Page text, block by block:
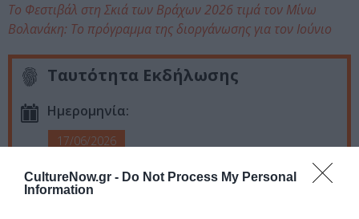
CultureNow.gr - Do Not Process My Personal
Information
Το Φεστιβάλ στη Σκιά των Βράχων 2026 τιμά τον Μίνω
Βολανάκη: Το πρόγραμμα της διοργάνωσης για τον Ιούνιο
Ταυτότητα Εκδήλωσης
Ημερομηνία:
17/06/2026
Τετάρτη, 21:30